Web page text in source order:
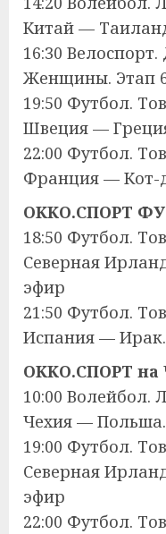
Китай —
16:30
Женщины. Этап
19:50 Футбол.
Швеция —
22:00 Футбол.
Франция — Кот-
OKKO.СПОРТ
18:50 Футбол.
Северная
эфир
21:50 Футбол.
Испания —
OKKO.СПОРТ
10:00
Чехия —
19:00 Футбол.
Северная
эфир
22:00 Футбол.